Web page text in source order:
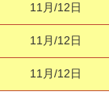
11月/12日
11月/12日
11月/12日